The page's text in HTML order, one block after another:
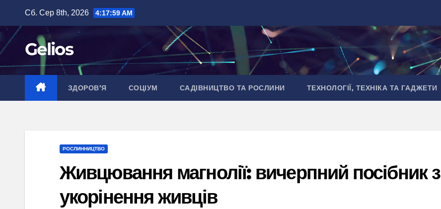
вмісту
Сб. Сер 8th, 2026 4:18:00 AM
Gelios
ЗДОРОВ’Я СОЦІУМ САДІВНИЦТВО ТА РОСЛИНИ ТЕХНОЛОГІЇ, ТЕХНІКА ТА ГАДЖЕТИ
РОСЛИННИЦТВО
Живцювання магнолії: вичерпний посібник з
укорінення живців